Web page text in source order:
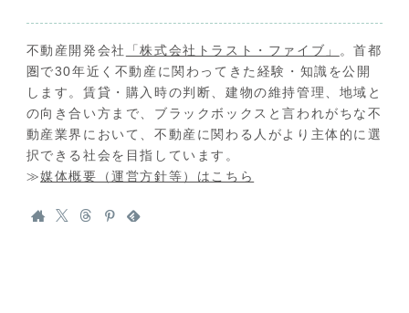
不動産開発会社 「株式会社トラスト・ファイブ」
。首都
圏で30年近く不動産に関わってきた経験・知識を公開
します。賃貸・購入時の判断、建物の維持管理、地域と
の向き合い方まで、ブラックボックスと言われがちな不
動産業界において、不動産に関わる人がより主体的に選
択できる社会を目指しています。
≫媒体概要（運営方針等）はこちら